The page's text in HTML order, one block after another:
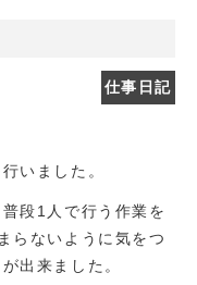
仕事日記
いました。
段1人で行う作業を
らないように気をつ
出来ました。